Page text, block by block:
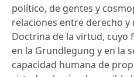
político, de gentes y
relaciones entre derecho
Doctrina de la virtud, cuyo
en la Grundlegung y en la
capacidad humana de